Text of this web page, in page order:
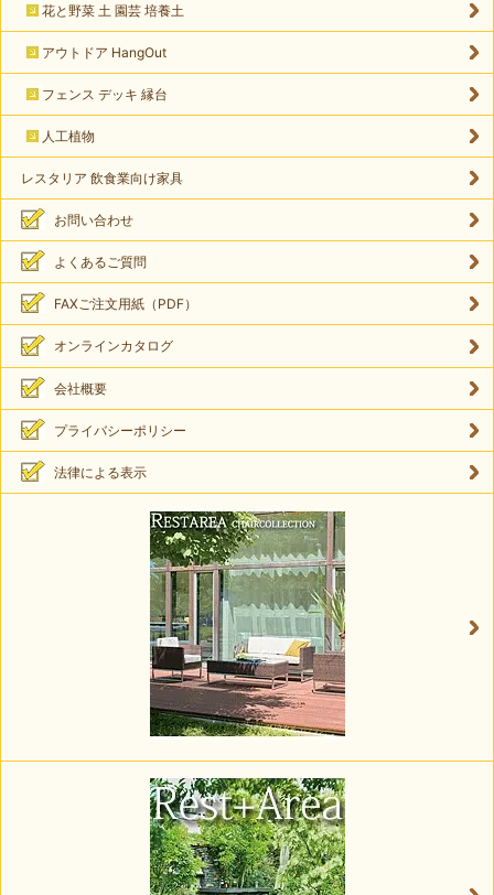
花と野菜 土 園芸 培養土
アウトドア HangOut
フェンス デッキ 縁台
人工植物
レスタリア 飲食業向け家具
お問い合わせ
よくあるご質問
FAXご注文用紙（PDF）
オンラインカタログ
会社概要
プライバシーポリシー
法律による表示